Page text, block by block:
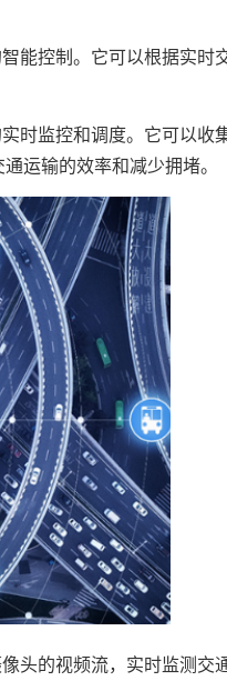
能控制。它可以根据实时
时监控和调度。它可以收
运输的效率和减少拥堵。
头的视频流，实时监测交